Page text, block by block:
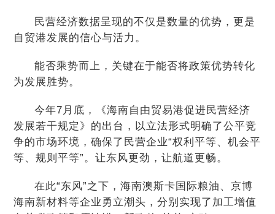
民营经济数据呈现的不仅是数量的优势，更是
自贸港发展的信心与活力。
能否乘势而上，关键在于能否将政策优势转化
为发展胜势。
今年7月底，《海南自由贸易港促进民营经济
发展若干规定》的出台，以立法形式明确了公平竞
争的市场环境，确保了民营企业“权利平等、机会平
等、规则平等”。让东风更劲，让航道更畅。
在此“东风”之下，海南澳斯卡国际粮油、京博
海南新材料等企业勇立潮头，分别实现了加工增值